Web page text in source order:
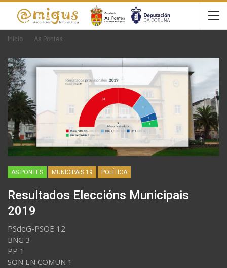
Inicio As Pontes
AS PONTES MUNICIPAIS 19 POLÍTICA
Resultados Eleccións Municipais
2019
PSdeG-PSOE 12
BNG 3
PP 1
SON EN COMUN 1